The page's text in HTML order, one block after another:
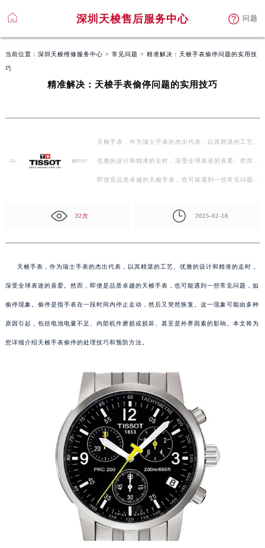
深圳天梭售后服务中心 问题
当前位置： 深圳天梭维修服务中心 > 常见问题 > 精准解决：天梭手表偷停问题的实用技
巧
精准解决：天梭手表偷停问题的实用技巧
天梭手表，作为瑞士手表的杰出代表，以其精湛的工艺、
优雅的设计和精准的走时，深受全球表迷的喜爱。然而，
即便是品质卓越的天梭手表，也可能遇到一些常见问题，
32次 2025-02-18
天梭手表，作为瑞士手表的杰出代表，以其精湛的工艺、优雅的设计和精准的走时，
深受全球表迷的喜爱。然而，即便是品质卓越的天梭手表，也可能遇到一些常见问题，如
偷停现象。偷停是指手表在一段时间内停止走动，然后又突然恢复。这一现象可能由多种
原因引起，包括电池电量不足、内部机件磨损或损坏、甚至是外界因素的影响。本文将为
您详细介绍天梭手表偷停的处理技巧和预防方法。